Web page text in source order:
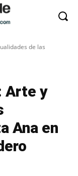
de las
Arte y
Ana en